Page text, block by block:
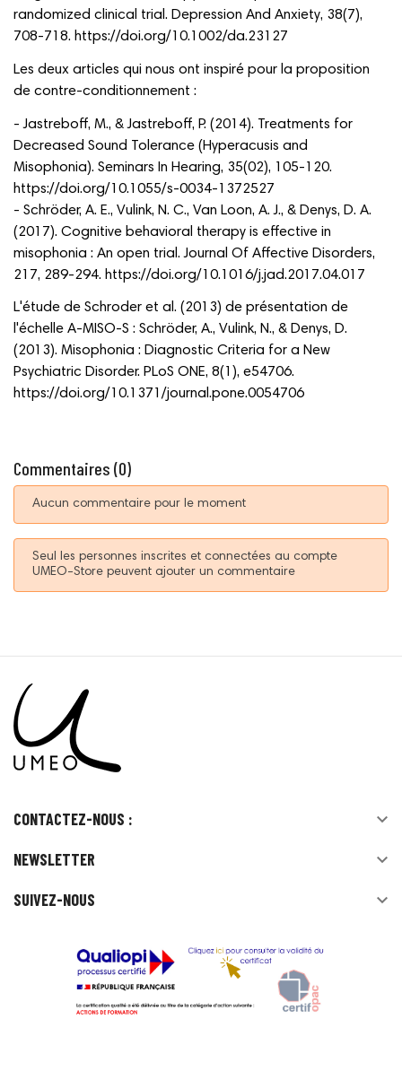
randomized clinical trial. Depression And Anxiety, 38(7),
708‑718. https://doi.org/10.1002/da.23127
Les deux articles qui nous ont inspiré pour la proposition
de contre-conditionnement :
- Jastreboff, M., & Jastreboff, P. (2014). Treatments for
Decreased Sound Tolerance (Hyperacusis and
Misophonia). Seminars In Hearing, 35(02), 105‑120.
https://doi.org/10.1055/s-0034-1372527
- Schröder, A. E., Vulink, N. C., Van Loon, A. J., & Denys, D. A.
(2017). Cognitive behavioral therapy is effective in
misophonia : An open trial. Journal Of Affective Disorders,
217, 289‑294. https://doi.org/10.1016/j.jad.2017.04.017
L'étude de Schroder et al. (2013) de présentation de
l'échelle A-MISO-S : Schröder, A., Vulink, N., & Denys, D.
(2013). Misophonia : Diagnostic Criteria for a New
Psychiatric Disorder. PLoS ONE, 8(1), e54706.
https://doi.org/10.1371/journal.pone.0054706
Commentaires (0)
Aucun commentaire pour le moment
Seul les personnes inscrites et connectées au compte
UMEO-Store peuvent ajouter un commentaire
CONTACTEZ-NOUS : 
NEWSLETTER 
SUIVEZ-NOUS 